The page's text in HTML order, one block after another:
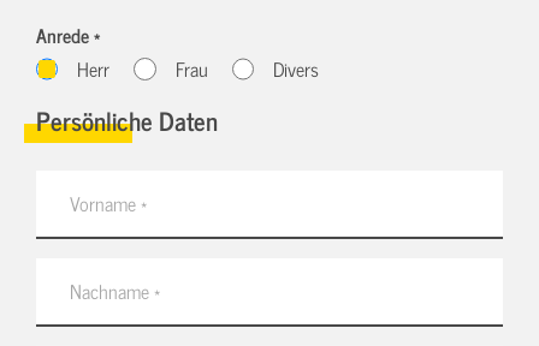
Anrede *
Herr
Frau Divers
Persönliche Daten